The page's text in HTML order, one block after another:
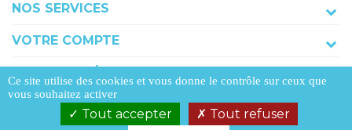
NOS SERVICES
VOTRE COMPTE
Ce site utilise des cookies et vous donne le contrôle sur ceux que
vous souhaitez activer
Tout accepter
Tout refuser